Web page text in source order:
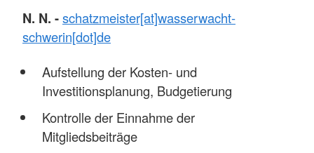
N. N. -schatzmeister[at]wasserwacht-
schwerin[dot]de
Aufstellung der Kosten- und
Investitionsplanung, Budgetierung
Kontrolle der Einnahme der
Mitgliedsbeiträge